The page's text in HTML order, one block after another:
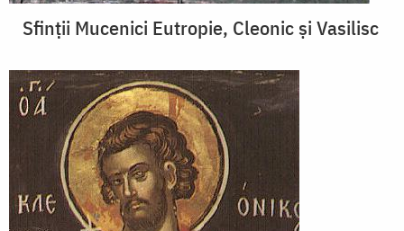
Sfinţii Mucenici Eutropie, Cleonic şi Vasilisc